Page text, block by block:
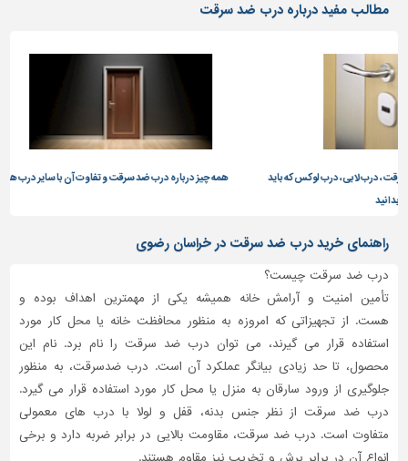
سایر
مطالب مفید درباره درب ضد سرقت
درب لوکس که باید همه چیز درباره درب ضد سرقت و تفاوت آن با سایر درب ها
راهنمای خرید درب ضد سرقت در خراسان رضوی
درب ضد سرقت چیست؟
تأمین امنیت و آرامش خانه همیشه یکی از مهمترین اهداف بوده و
هست. از تجهیزاتی که امروزه به منظور محافظت خانه یا محل کار مورد
استفاده قرار می گیرند، می توان درب ضد سرقت را نام برد. نام این
محصول، تا حد زیادی بیانگر عملکرد آن است. درب ضدسرقت، به منظور
جلوگیری از ورود سارقان به منزل یا محل کار مورد استفاده قرار می گیرد.
درب ضد سرقت از نظر جنس بدنه، قفل و لولا با درب های معمولی
متفاوت است. درب ضد سرقت، مقاومت بالایی در برابر ضربه دارد و برخی